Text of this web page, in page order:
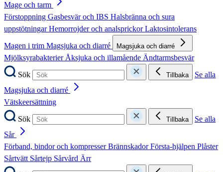
Mage och tarm
Förstoppning Gasbesvär och IBS Halsbränna och sura
uppstötningarHemorrojder och analsprickorLaktosintolerans
Magen i trim Magsjuka och diarré Magsjuka och diarré
MjölksyrabakterierÅksjuka och illamående Ändtarmsbesvär
Sök
Tillbaka
Se alla
Magsjuka och diarré
Vätskeersättning
Sök
Tillbaka
Se alla
Sår
Förband, bindor och kompresserBrännskadorFörsta-hjälpen Plåster
Sårtvätt Sårtejp Sårvård Ärr